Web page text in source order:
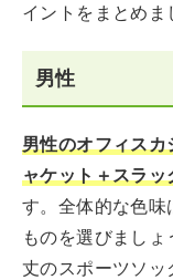
イントをまとめま
男性
男性のオフィス
ャケット＋スラ
す。全体的な色味
ものを選びまし
丈のスポーツソッ